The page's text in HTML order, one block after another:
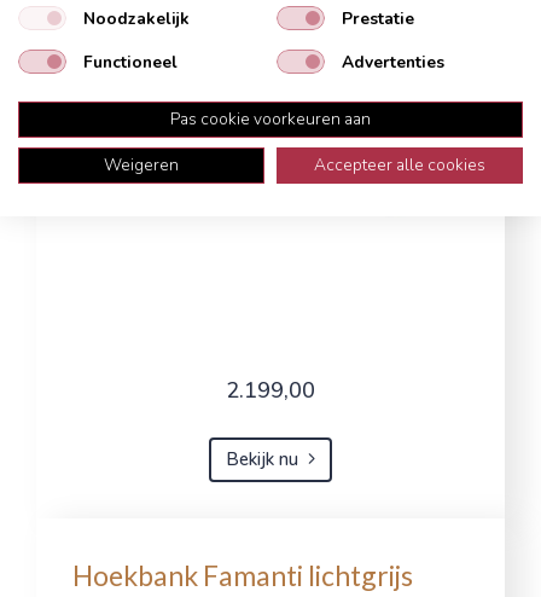
2.199,00
Bekijk nu
Hoekbank Famanti lichtgrijs
Noodzakelijk
Prestatie
Functioneel
Advertenties
Pas cookie voorkeuren aan
Weigeren
Accepteer alle cookies